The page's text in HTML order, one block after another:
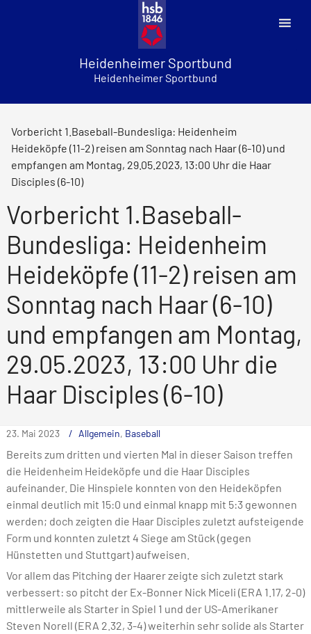
Heidenheimer Sportbund
Heidenheimer Sportbund
Vorbericht 1.Baseball-Bundesliga: Heidenheim
Heideköpfe (11-2) reisen am Sonntag nach Haar (6-10) und
empfangen am Montag, 29.05.2023, 13:00 Uhr die Haar
Disciples (6-10)
Vorbericht 1.Baseball-
Bundesliga: Heidenheim
Heideköpfe (11-2) reisen am
Sonntag nach Haar (6-10)
und empfangen am Montag,
29.05.2023, 13:00 Uhr die
Haar Disciples (6-10)
23. Mai 2023 Allgemein, Baseball
Bereits zum dritten und vierten Mal in dieser Saison treffen
die Heidenheim Heideköpfe und die Haar Disciples
aufeinander. Die Hinspiele konnten von den Heideköpfen
einmal deutlich mit 15:0 und einmal knapp mit 5:3 gewonnen
werden; doch zeigten die Haar Disciples zuletzt aufsteigende
Form und konnten zuletzt 4 Siege am Stück (gegen
Hünstetten und Stuttgart) aufweisen.
Vor allem das Pitching der Haarer zeigte sich zuletzt stark
verbessert: so pitcht der Ex-Bonner Nick Miceli (ERA 1.17, 2-0)
mittlerweile als Starter in Spiel 1 und der US-Amerikaner
Steven Norell (ERA 2.32, 3-4) weiterhin sehr solide als Starter